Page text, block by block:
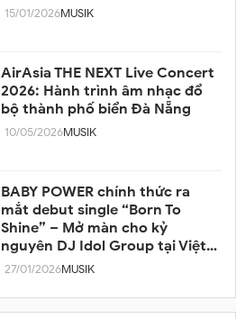
15/01/2026MUSIK
AirAsia THE NEXT Live Concert
2026: Hành trình âm nhạc đổ
bộ thành phố biển Đà Nẵng
10/05/2026MUSIK
BABY POWER chính thức ra
mắt debut single “Born To
Shine” – Mở màn cho kỷ
nguyên DJ Idol Group tại Việt
Nam
27/01/2026MUSIK